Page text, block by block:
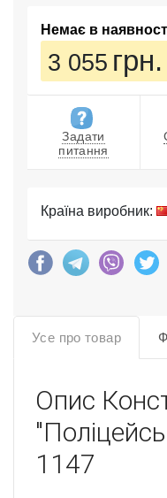
Немає в
3 055 грн.
Задати
питання
Країна виробник:
Усе про товар
Опис
1147